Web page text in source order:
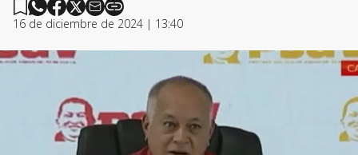
16 de diciembre de 2024 | 13:40